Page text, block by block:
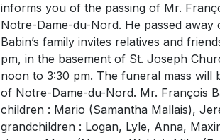
informs you of the passing of Mr.
Notre-Dame-du-Nord. He passed
Babin’s family invites relatives and
pm, in the basement of St. Joseph
noon to 3:30 pm. The funeral mass will
of Notre-Dame-du-Nord. Mr. François
children : Mario (Samantha Mallais),
grandchildren : Logan, Lyle, Anna,